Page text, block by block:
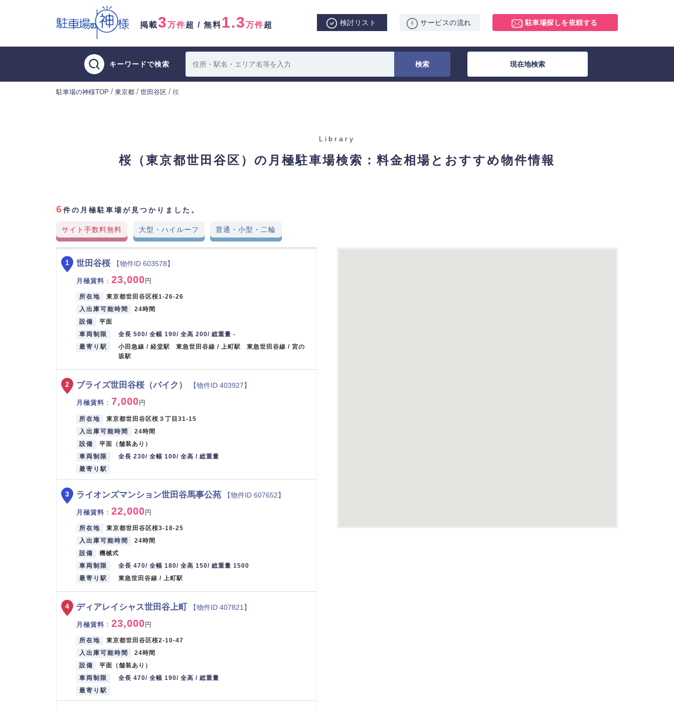
掲載3万件超 / 無料1.3万件超 検討リスト サービスの流れ 駐車場探しを依頼する
キーワードで検索 現在地検索
駐車場の神様TOP / 東京都 / 世田谷区 / 桜
Library
桜（東京都世田谷区）の月極駐車場検索： 料金相場とおすすめ物件情報
6 件の月極駐車場が見つかりました。
サイト手数料無料 大型・ハイルーフ 普通・小型・二輪
世田谷桜 【物件ID 603578】
月極賃料 ： 23,000 円
所在地
東京都世田谷区桜1-26-26
入出庫可能時間
24時間
設備
平面
車両制限
全長 500/ 全幅 190/ 全高 200/ 総重量 -
最寄り駅
小田急線 / 経堂駅 東急世田谷線 / 上町駅 東急世田谷線 / 宮の
坂駅
1
ブライズ世田谷桜（バイク） 【物件ID 403927】
月極賃料 ： 7,000 円
所在地
東京都世田谷区桜３丁目31-15
入出庫可能時間
24時間
設備
平面（舗装あり）
車両制限
全長 230/ 全幅 100/ 全高 / 総重量
最寄り駅
2
ライオンズマンション世田谷馬事公苑 【物件ID 607652】
月極賃料 ： 22,000円
所在地
東京都世田谷区桜3-18-25
入出庫可能時間
24時間
設備
機械式
車両制限
全長 470/ 全幅 180/ 全高 150/ 総重量 1500
最寄り駅
東急世田谷線 / 上町駅
3
ディアレイシャス世田谷上町 【物件ID 407821】
月極賃料 ： 23,000 円
所在地
東京都世田谷区桜2-10-47
入出庫可能時間
24時間
設備
平面（舗装あり）
車両制限
全長 470/ 全幅 190/ 全高 / 総重量
最寄り駅
4